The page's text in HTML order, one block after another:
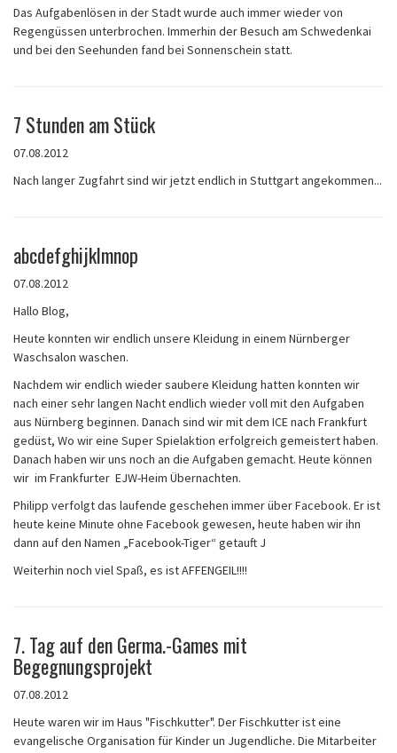
Das Aufgabenlösen in der Stadt wurde auch immer wieder von
Regengüssen unterbrochen. Immerhin der Besuch am Schwedenkai
und bei den Seehunden fand bei Sonnenschein statt.
7 Stunden am Stück
07.08.2012
Nach langer Zugfahrt sind wir jetzt endlich in Stuttgart angekommen...
abcdefghijklmnop
07.08.2012
Hallo Blog,
Heute konnten wir endlich unsere Kleidung in einem Nürnberger
Waschsalon waschen.
Nachdem wir endlich wieder saubere Kleidung hatten konnten wir
nach einer sehr langen Nacht endlich wieder voll mit den Aufgaben
aus Nürnberg beginnen. Danach sind wir mit dem ICE nach Frankfurt
gedüst, Wo wir eine Super Spielaktion erfolgreich gemeistert haben.
Danach haben wir uns noch an die Aufgaben gemacht. Heute können
wir im Frankfurter EJW-Heim Übernachten.
Philipp verfolgt das laufende geschehen immer über Facebook. Er ist
heute keine Minute ohne Facebook gewesen, heute haben wir ihn
dann auf den Namen „Facebook-Tiger“ getauft J
Weiterhin noch viel Spaß, es ist AFFENGEIL!!!!
7. Tag auf den Germa.-Games mit
Begegnungsprojekt
07.08.2012
Heute waren wir im Haus "Fischkutter". Der Fischkutter ist eine
evangelische Organisation für Kinder un Jugendliche. Die Mitarbeiter